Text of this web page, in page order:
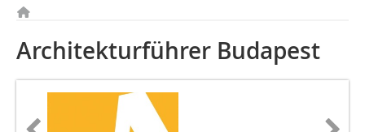
Architekturführer Budapest